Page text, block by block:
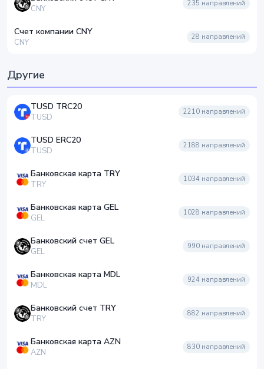
CNY
235 направлений
Счет компании CNY
CNY
28 направлений
Другие
TUSD TRC20
TUSD
2210 направлений
TUSD ERC20
TUSD
2188 направлений
Банковская карта TRY
TRY
1034 направлений
Банковская карта GEL
GEL
1028 направлений
Банковский счет GEL
GEL
990 направлений
Банковская карта MDL
MDL
924 направлений
Банковский счет TRY
TRY
882 направлений
Банковская карта AZN
AZN
830 направлений